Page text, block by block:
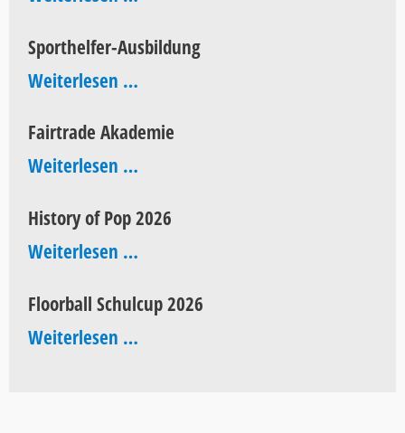
Sporthelfer-Ausbildung
Weiterlesen …Sporthelfer-
Fairtrade Akademie
Weiterlesen …Fairtrade
History of Pop 2026
Weiterlesen …History
Pop
2026
Floorball Schulcup 2026
Weiterlesen …Floorball